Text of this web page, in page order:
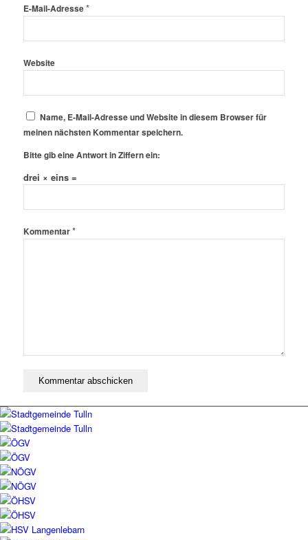
E-Mail-Adresse*
Website
Name, E-Mail-Adresse und Website in diesem Browser für
meinen nächsten Kommentar speichern.
Bitte gib eine Antwort in Ziffern ein:
drei × eins =
Kommentar*